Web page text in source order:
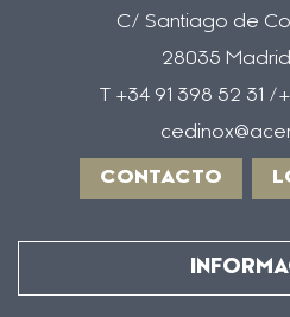
C/ Santiago de
28035
T +34 91 398 52 31
CONTACTO